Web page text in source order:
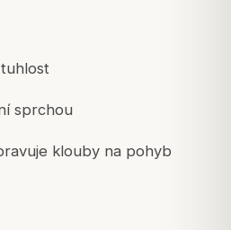
sprchou
klouby na pohyb